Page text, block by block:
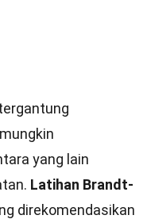
yang lain
Latihan Brandt-
direkomendasikan